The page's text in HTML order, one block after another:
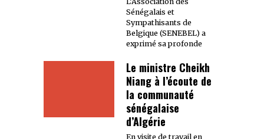
Sénégalais et
Sympathisants de
Belgique (SENEBEL) a
exprimé sa profonde
Le ministre Cheikh
Niang à l’écoute de
la communauté
sénégalaise
d’Algérie
En visite de travail en